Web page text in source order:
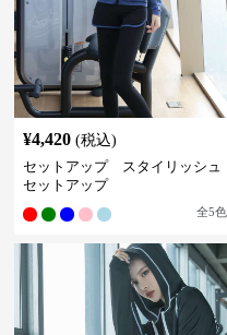
¥4,420 (税込)
セットアップ スタイリッシュ
セットアップ
全5色